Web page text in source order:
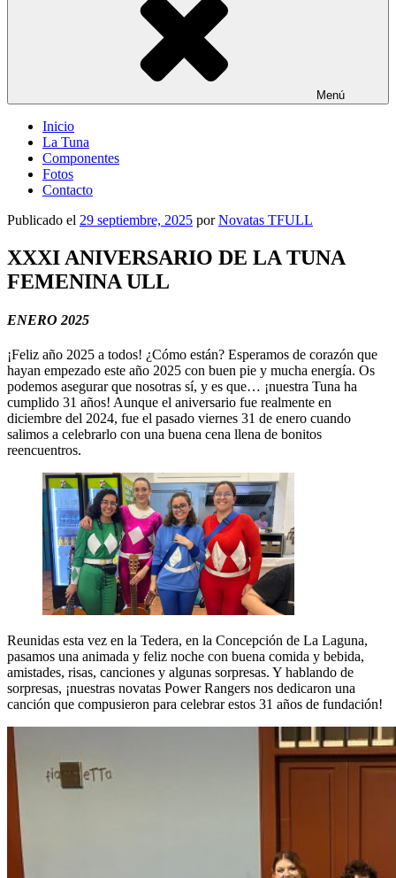
Menú
Inicio
La Tuna
Componentes
Fotos
Contacto
Publicado el 29 septiembre, 2025 porNovatas TFULL
XXXI ANIVERSARIO DE LA TUNA
FEMENINA ULL
ENERO 2025
¡Feliz año 2025 a todos! ¿Cómo están? Esperamos de corazón que
hayan empezado este año 2025 con buen pie y mucha energía. Os
podemos asegurar que nosotras sí, y es que… ¡nuestra Tuna ha
cumplido 31 años! Aunque el aniversario fue realmente en
diciembre del 2024, fue el pasado viernes 31 de enero cuando
salimos a celebrarlo con una buena cena llena de bonitos
reencuentros.
Reunidas esta vez en la Tedera, en la Concepción de La Laguna,
pasamos una animada y feliz noche con buena comida y bebida,
amistades, risas, canciones y algunas sorpresas. Y hablando de
sorpresas, ¡nuestras novatas Power Rangers nos dedicaron una
canción que compusieron para celebrar estos 31 años de fundación!